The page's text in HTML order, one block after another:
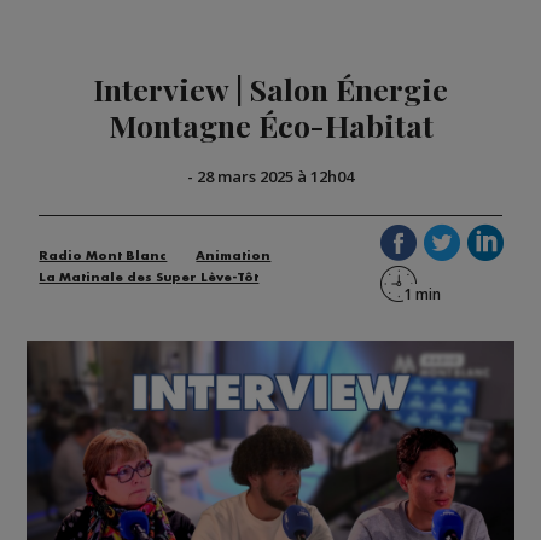
Interview | Salon Énergie
Montagne Éco-Habitat
- 28 mars 2025 à 12h04
Radio Mont Blanc
Animation
La Matinale des Super Lève-Tôt